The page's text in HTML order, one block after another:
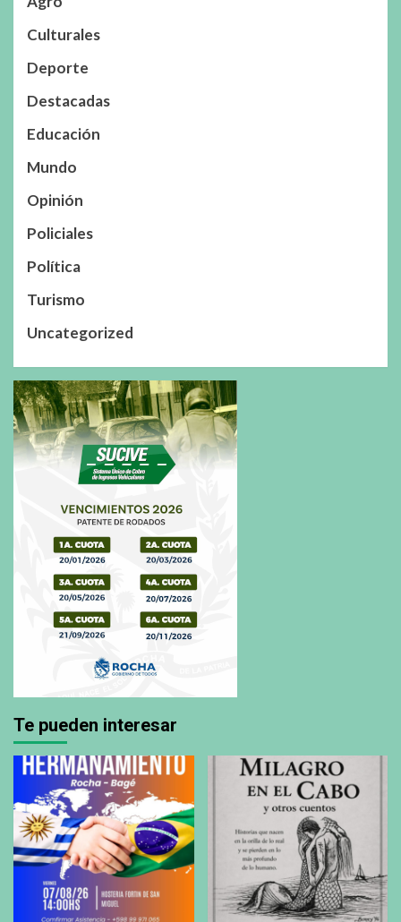
Culturales
Deporte
Destacadas
Educación
Mundo
Opinión
Policiales
Política
Turismo
Uncategorized
Te pueden interesar